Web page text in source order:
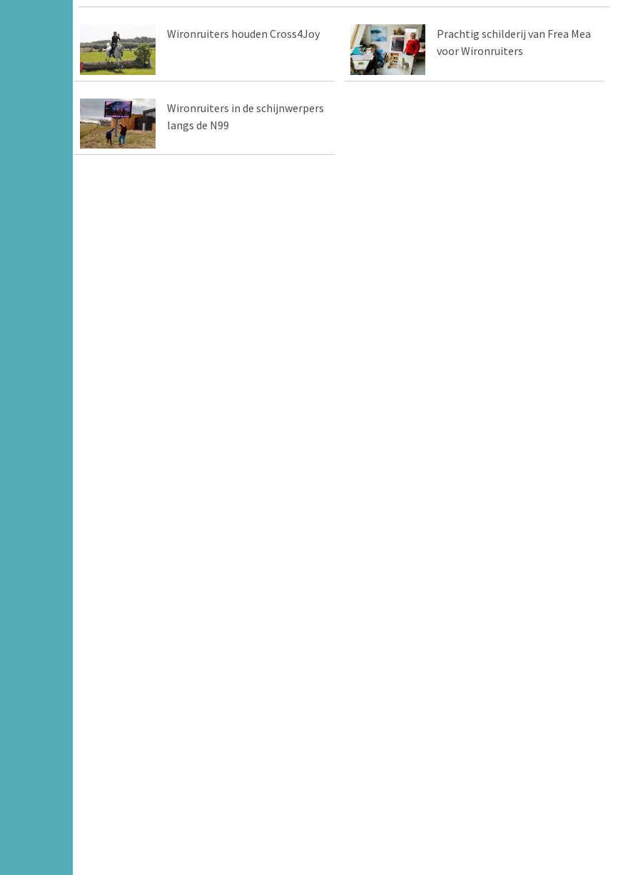
Wironruiters houden Cross4Joy
Prachtig schilderij van Frea Mea
voor Wironruiters
Wironruiters in de schijnwerpers
langs de N99